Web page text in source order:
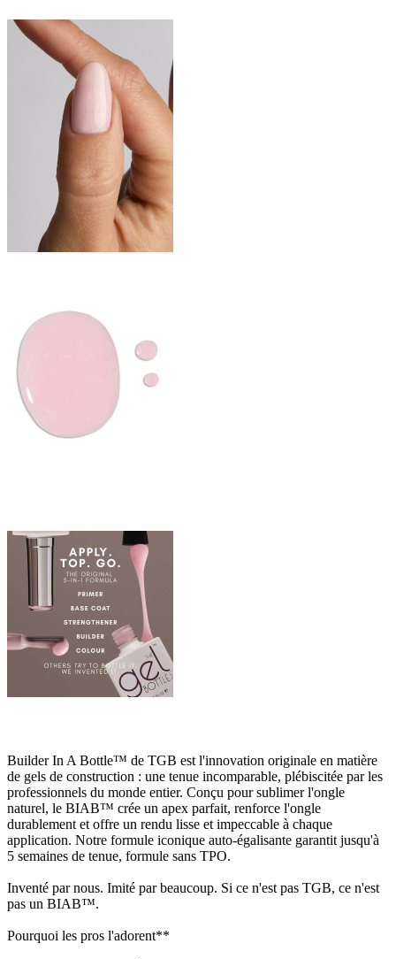
Builder In A Bottle™ de TGB est l'innovation originale en matière
de gels de construction : une tenue incomparable, plébiscitée par les
professionnels du monde entier. Conçu pour sublimer l'ongle
naturel, le BIAB™ crée un apex parfait, renforce l'ongle
durablement et offre un rendu lisse et impeccable à chaque
application. Notre formule iconique auto-égalisante garantit jusqu'à
5 semaines de tenue, formule sans TPO.
Inventé par nous. Imité par beaucoup. Si ce n'est pas TGB, ce n'est
pas un BIAB™.
Pourquoi les pros l'adorent**